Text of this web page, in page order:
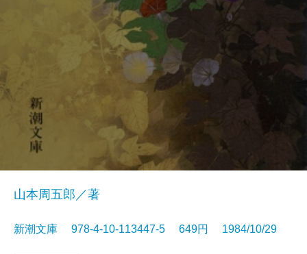
山本周五郎／著
新潮文庫 978-4-10-113447-5 649円 1984/10/29